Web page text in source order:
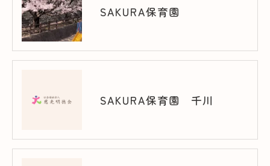
SAKURA保育園
SAKURA保育園 千川